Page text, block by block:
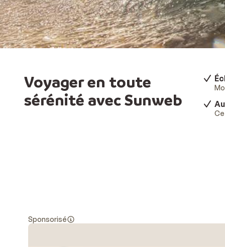
Voyager en toute
sérénité avec Sunweb
Sponsorisé